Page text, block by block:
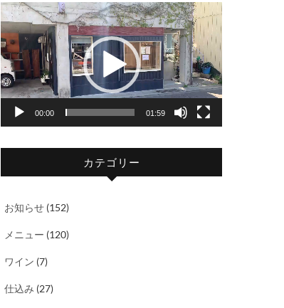
動
画
プ
レ
ー
ヤ
00:00 01:59
カテゴリー
お知らせ (152)
メニュー (120)
ワイン (7)
仕込み (27)